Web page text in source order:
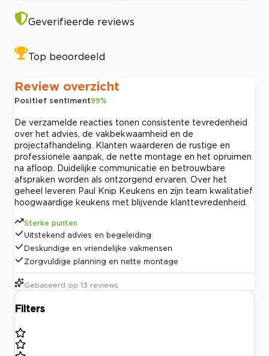
Geverifieerde reviews
Top beoordeeld
Review overzicht
Positief sentiment99%
De verzamelde reacties tonen consistente tevredenheid
over het advies, de vakbekwaamheid en de
projectafhandeling. Klanten waarderen de rustige en
professionele aanpak, de nette montage en het opruimen
na afloop. Duidelijke communicatie en betrouwbare
afspraken worden als ontzorgend ervaren. Over het
geheel leveren Paul Knip Keukens en zijn team kwalitatief
hoogwaardige keukens met blijvende klanttevredenheid.
Sterke punten
Uitstekend advies en begeleiding
Deskundige en vriendelijke vakmensen
Zorgvuldige planning en nette montage
Gebaseerd op 13 reviews
Filters